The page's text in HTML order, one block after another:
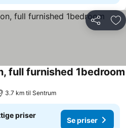
Del
full furnished 1bedroom
3.7 km til Sentrum
priser
Se priser